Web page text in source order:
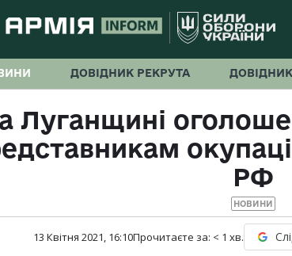
ДОВІДНИК РЕКРУТА
Луганщині
РФ
НОВИНИ
13 Квітня 2021, 16:10Прочитаєте за: < 1 хв.